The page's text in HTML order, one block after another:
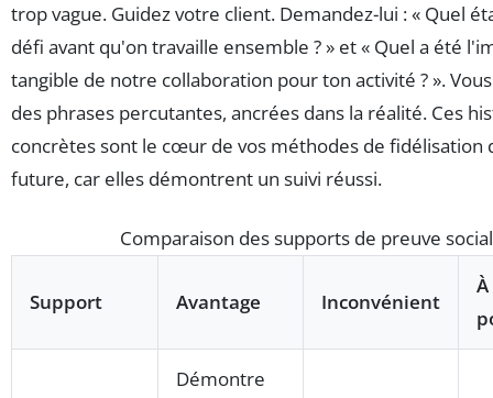
trop vague. Guidez votre client. Demandez-lui : « Quel
défi avant qu'on travaille ensemble ? » et « Quel a été
tangible de notre collaboration pour ton activité ? ».
des phrases percutantes, ancrées dans la réalité. Ces
concrètes sont le cœur de vos méthodes de fidélisation
future, car elles démontrent un suivi réussi.
Comparaison des supports de preuve
Support Avantage Inconvénient
Démontre